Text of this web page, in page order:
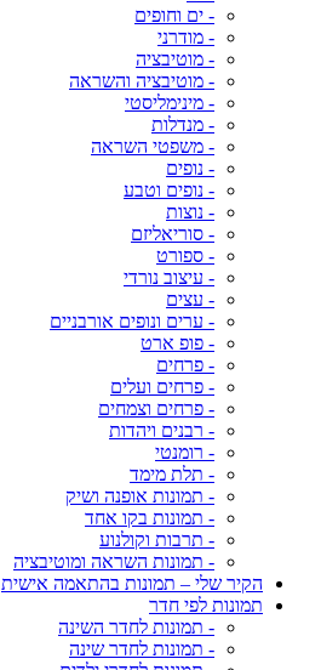
- ים וחופים
- מודרני
- מוטיבציה
- מוטיבציה והשראה
- מינימליסטי
- מנדלות
- משפטי השראה
- נופים
- נופים וטבע
- נוצות
- סוריאליזם
- ספורט
- עיצוב נורדי
- עצים
- ערים ונופים אורבניים
- פופ ארט
- פרחים
- פרחים ועלים
- פרחים וצמחים
- רבנים ויהדות
- רומנטי
- תלת מימד
- תמונות אופנה ושיק
- תמונות בקו אחד
- תרבות וקולנוע
- תמונות השראה ומוטיבציה
הקיר שלי – תמונות בהתאמה אישית
תמונות לפי חדר
- תמונות לחדר השינה
- תמונות לחדר שינה